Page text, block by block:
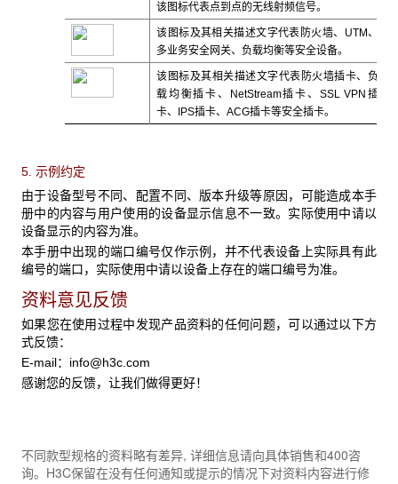
该图标代表点到点的无线射频信号。
该图标及其相关描述文字代表防火墙、UTM、
多业务安全网关、负载均衡等安全设备。
该图标及其相关描述文字代表防火墙插卡、负
载均衡插卡、NetStream插卡、SSL VPN插
卡、IPS插卡、ACG插卡等安全插卡。
5. 示例约定
由于设备型号不同、配置不同、版本升级等原因，可能造成本手
册中的内容与用户使用的设备显示信息不一致。实际使用中请以
设备显示的内容为准。
本手册中出现的端口编号仅作示例，并不代表设备上实际具有此
编号的端口，实际使用中请以设备上存在的端口编号为准。
资料意见反馈
如果您在使用过程中发现产品资料的任何问题，可以通过以下方
式反馈：
E-mail： info@h3c.com
感谢您的反馈，让我们做得更好！
不同款型规格的资料略有差异, 详细信息请向具体销售和400咨
询。H3C保留在没有任何通知或提示的情况下对资料内容进行修